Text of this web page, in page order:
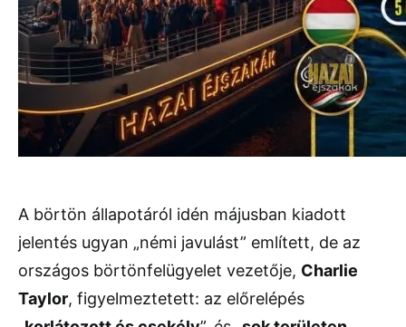
A börtön állapotáról idén májusban kiadott
jelentés ugyan „némi javulást” említett, de az
országos börtönfelügyelet vezetője, Charlie
Taylor, figyelmeztetett: az előrelépés